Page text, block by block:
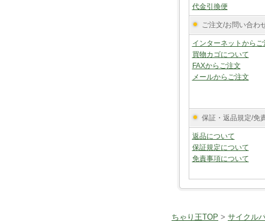
代金引換便
ご注文/お問い合わ
インターネットからご
買物カゴについて
FAXからご注文
メールからご注文
保証・返品規定/免
返品について
保証規定について
免責事項について
ちゃり王TOP > サイクル